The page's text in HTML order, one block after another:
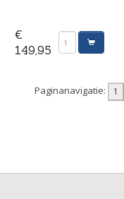
€
149,95
Paginanavigatie: